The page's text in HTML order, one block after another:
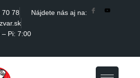
70 78
Pi: 7:00
Nájdete nás aj na: